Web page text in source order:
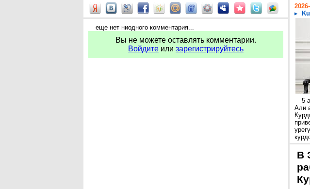
еще нет ниодного комментария...
Вы не можете оставлять комментарии.
Войдите или зарегистрируйтесь
5
Али
В